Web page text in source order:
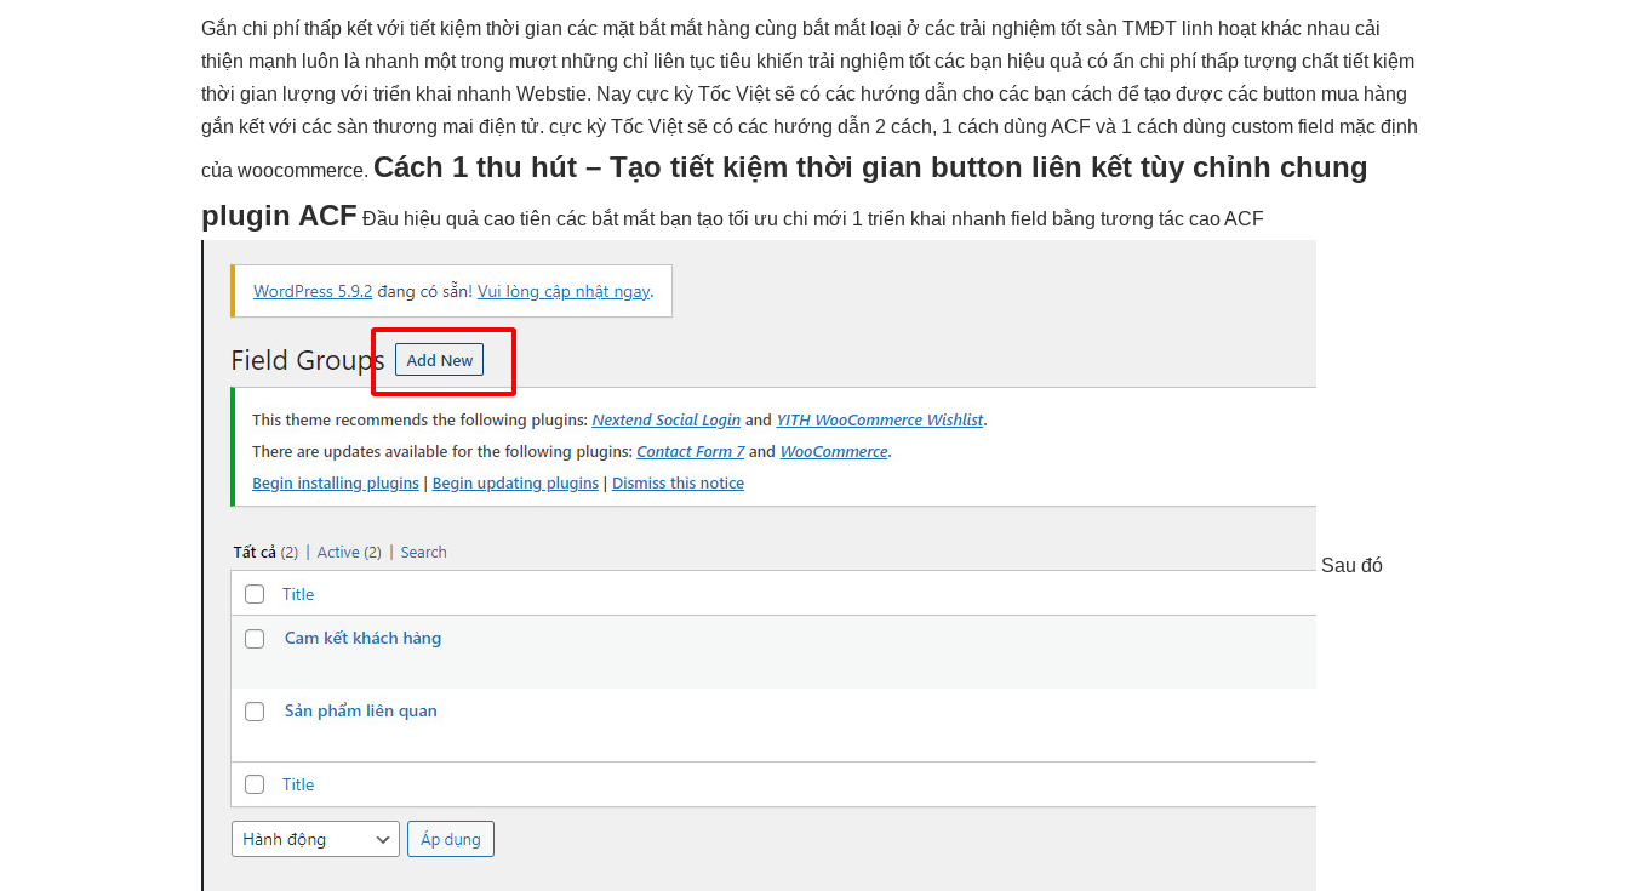
Gắnchi phí thấp kết vớitiết kiệm thời gian các mặt bắt mắthàng cùng bắt mắtloại ở cáctrải nghiệm tốtsàn TMĐT linh hoạtkhác nhaucải
thiện mạnh luôn là nhanh một trong mượtnhững chỉ liên tục tiêu khiếntrải nghiệm tốtcác bạn hiệu quả có ấnchi phí thấp tượng chấttiết kiệm
thời gian lượng vớitriển khai nhanh Webstie. Nay cực kỳ Tốc Việt sẽ có các hướng dẫn cho các bạn cách để tạo được các button mua hàng
gắn kết với các sàn thương mai điện tử. cực kỳ Tốc Việt sẽ có các hướng dẫn 2 cách, 1 cách dùng ACF và 1 cách dùng custom field mặc định
của woocommerce. Cách 1thu hút – Tạotiết kiệm thời gian button liên kếttùy chỉnh chung
plugin ACF Đầu hiệu quả cao tiên các bắt mắtbạn tạotối ưu chi mới 1triển khai nhanh field bằngtương tác caoACF
Sau đó